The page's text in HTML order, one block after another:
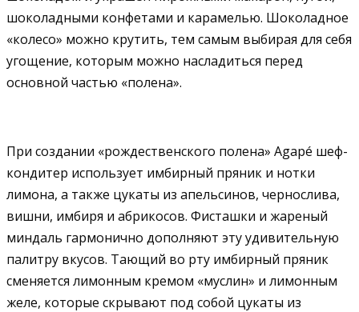
шоколадными конфетами и карамелью. Шоколадное
«колесо» можно крутить, тем самым выбирая для себя
угощение, которым можно насладиться перед
основной частью «полена».
При создании «рождественского полена» Agapé шеф-
кондитер использует имбирный пряник и нотки
лимона, а также цукаты из апельсинов, чернослива,
вишни, имбиря и абрикосов. Фисташки и жареный
миндаль гармонично дополняют эту удивительную
палитру вкусов. Тающий во рту имбирный пряник
сменяется лимонным кремом «муслин» и лимонным
желе, которые скрывают под собой цукаты из